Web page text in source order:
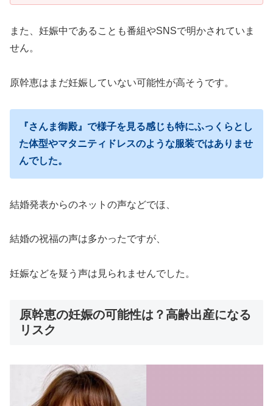
また、妊娠中であることも番組やSNSで明かされていま
せん。
原幹恵はまだ妊娠していない可能性が高そうです。
『さんま御殿』で様子を見る感じも特にふっくらとし
た体型やマタニティドレスのような服装ではありませ
んでした。
結婚発表からのネットの声などでほ、
結婚の祝福の声は多かったですが、
妊娠などを疑う声は見られませんでした。
原幹恵の妊娠の可能性は？高齢出産になる
リスク